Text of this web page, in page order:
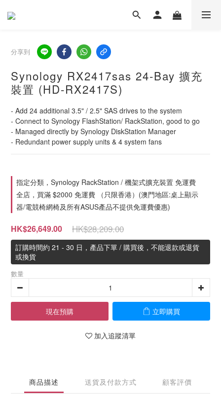
分享到
Synology RX2417sas 24-Bay 擴充
裝置 (HD-RX2417S)
- Add 24 additional 3.5" / 2.5" SAS drives to the system
- Connect to Synology FlashStation/ RackStation, good to go
- Managed directly by Synology DiskStation Manager
- Redundant power supply units & 4 system fans
指定分類，Synology RackStation / 機架式擴充裝置 免運費
全店，買滿 $2000 免運費 （只限香港）(澳門地區:桌上顯示
器/電競椅網椅及所有ASUS產品不提供免運費優惠)
HK$26,649.00 HK$28,209.00
訂購時間約 21 - 30 日，產品下單 / 購買後，不能退款或退貨
或換貨
數量
現在預購 立即購買
加入追蹤清單
商品描述 送貨及付款方式 顧客評價